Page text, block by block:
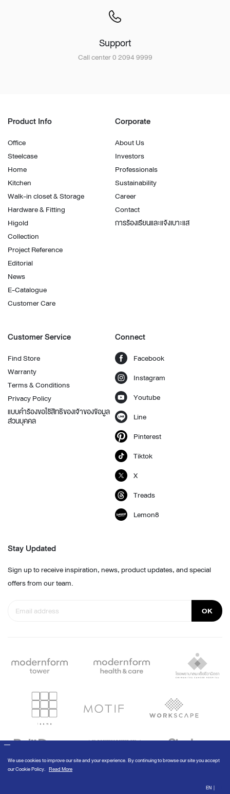
Support
Call center 0 2094 9999
Product Info
Office
Steelcase
Home
Kitchen
Walk-in closet & Storage
Hardware & Fitting
Higold
Collection
Project Reference
Editorial
News
E-Catalogue
Customer Care
Corporate
About Us
Investors
Professionals
Sustainability
Career
Contact
การร้องเรียนและแจ้งเบาะแส
Customer Service
Find Store
Warranty
Terms & Conditions
Privacy Policy
แบบคำร้องขอใช้สิทธิของเจ้าของข้อมูล
ส่วนบุคคล
Connect
Facebook
Instagram
Youtube
Line
Pinterest
Tiktok
X
Treads
Lemon8
Stay Updated
Sign up to receive inspiration, news, product updates, and special
offers from our team.
OK